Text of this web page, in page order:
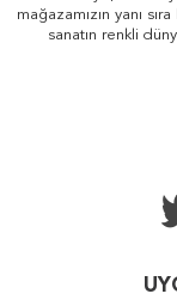
mağazamızın yanı
sanatın renkli